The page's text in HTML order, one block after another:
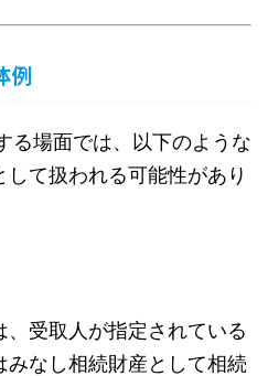
例
る場面では、以下のような
て扱われる可能性があり
受取人が指定されている
なし相続財産として相続